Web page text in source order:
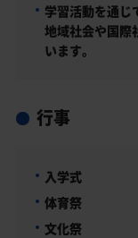
学習活動を通じ
地域社会や国際
います。
行事
入学式
体育祭
文化祭